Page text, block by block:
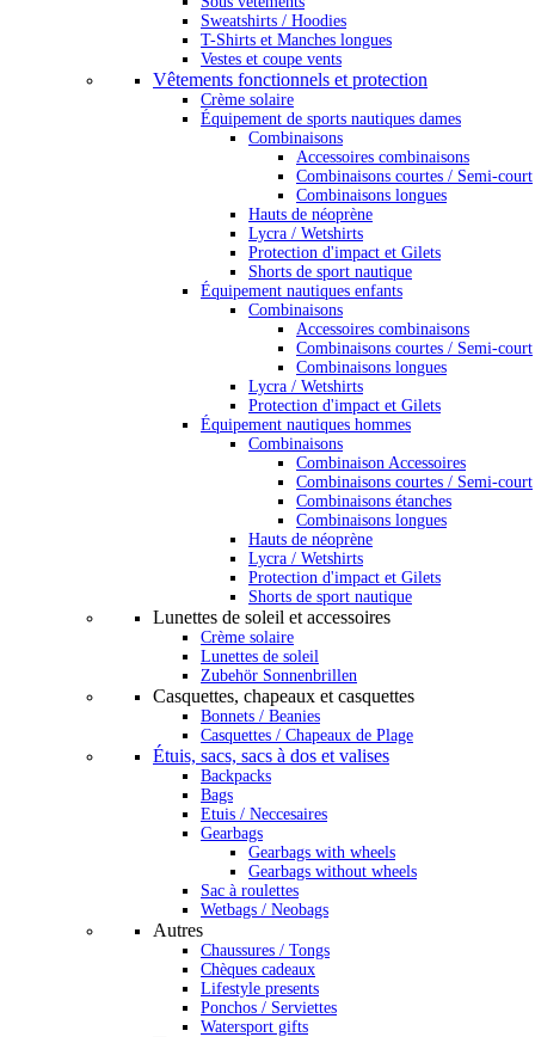
Sweatshirts / Hoodies
T-Shirts et Manches longues
Vestes et coupe vents
Vêtements fonctionnels et protection
Crème solaire
Équipement de sports nautiques dames
Combinaisons
Accessoires combinaisons
Combinaisons courtes / Semi-court
Combinaisons longues
Hauts de néoprène
Lycra / Wetshirts
Protection d'impact et Gilets
Shorts de sport nautique
Équipement nautiques enfants
Combinaisons
Accessoires combinaisons
Combinaisons courtes / Semi-court
Combinaisons longues
Lycra / Wetshirts
Protection d'impact et Gilets
Équipement nautiques hommes
Combinaisons
Combinaison Accessoires
Combinaisons courtes / Semi-court
Combinaisons étanches
Combinaisons longues
Hauts de néoprène
Lycra / Wetshirts
Protection d'impact et Gilets
Shorts de sport nautique
Lunettes de soleil et accessoires
Crème solaire
Lunettes de soleil
Zubehör Sonnenbrillen
Casquettes, chapeaux et casquettes
Bonnets / Beanies
Casquettes / Chapeaux de Plage
Étuis, sacs, sacs à dos et valises
Backpacks
Bags
Etuis / Neccesaires
Gearbags
Gearbags with wheels
Gearbags without wheels
Sac à roulettes
Wetbags / Neobags
Autres
Chaussures / Tongs
Chèques cadeaux
Lifestyle presents
Ponchos / Serviettes
Watersport gifts